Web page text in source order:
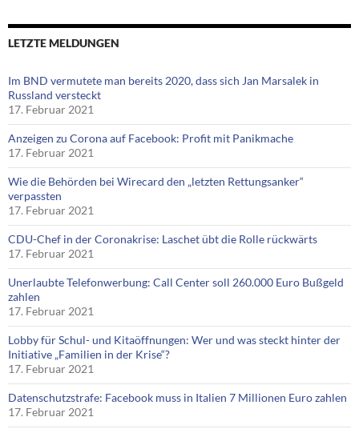
LETZTE MELDUNGEN
Im BND vermutete man bereits 2020, dass sich Jan Marsalek in
Russland versteckt
17. Februar 2021
Anzeigen zu Corona auf Facebook: Profit mit Panikmache
17. Februar 2021
Wie die Behörden bei Wirecard den „letzten Rettungsanker“
verpassten
17. Februar 2021
CDU-Chef in der Coronakrise: Laschet übt die Rolle rückwärts
17. Februar 2021
Unerlaubte Telefonwerbung: Call Center soll 260.000 Euro Bußgeld
zahlen
17. Februar 2021
Lobby für Schul- und Kitaöffnungen: Wer und was steckt hinter der
Initiative „Familien in der Krise“?
17. Februar 2021
Datenschutzstrafe: Facebook muss in Italien 7 Millionen Euro zahlen
17. Februar 2021